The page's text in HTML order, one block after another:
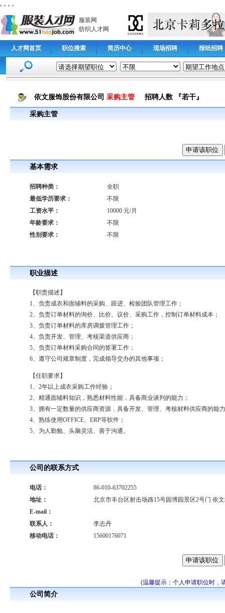
服装网
纺织人才网
人才网首页 职位搜索 简历中心 现场招聘 报纸招聘
依文服饰股份有限公司 采购主管 招聘人数 『若干』
采购主管
基本需求
招聘种类：
全职
最低学历要求：
不限
工资水平：
10000 元/月
年龄要求：
不限
性别要求：
不限
职业描述
【职责描述】
1、负责成衣和面辅料的采购、跟进、检验团队管理工作；
2、负责订单材料的询价、比价、议价、采购工作，控制订单材料成本；
3、负责订单材料的库房调拨管理工作；
4、负责开发、管理、考核渠道供应商；
5、负责订单材料采购合同的签署工作；
6、遵守公司规章制度，完成领导交办的其他事项；
【任职要求】
1、2年以上成衣采购工作经验；
2、精通面辅料知识，熟悉材料性能，具备商业谈判的能力；
3、拥有一定数量的供应商资源，具备开发、管理、考核材料供应商的能
4、熟练使用OFFICE、ERP等软件；
5、为人勤勉、头脑灵活、善于沟通。
公司的联系方式
电话：
86-010-63702255
地址：
北京市丰台区射击场路15号园博园景区2号门 依
E-mail：
联系人：
李志丹
移动电话：
15600176071
(温馨提示：个人申请职位时，
公司简介